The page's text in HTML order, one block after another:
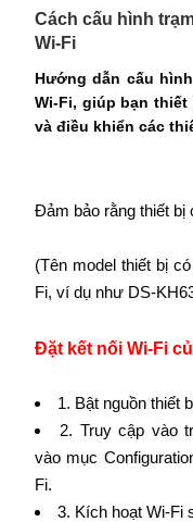
Cách cấu hình
Wi-Fi
Hướng dẫn cấu
Wi-Fi, giúp bạn
và điều khiển các
Đảm bảo rằng thiết bị
(Tên model thiết bị
Fi, ví dụ như DS-
Đặt kết nối Wi-Fi
1. Bật nguồn thiết
2. Truy cập vào
vào mục
Fi.
3. Kích hoạt Wi-Fi